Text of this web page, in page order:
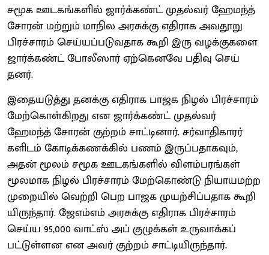
சமூக ஊடகங்​களில்​ ஜார்க்​கண்​ட்​ ​முதல்​வர்​ ஹேமந்த்​
சோரன்​ மற்​றும்​ ​மாநில அரசுக்​கு எ​திராக அவதூறு
பிரச்​சா​ரம்​ செய்​யப்​படு​வ​தாக கூறி இரு வழக்​கு​களை
ஜார்க்​கண்​ட்​ ​போலீ​ஸார்​ ஏற்​கெனவே ப​திவு செய்​
தனர்​.
இதையடு​த்​து தனக்​கு எ​திராக பாஜக நிழல்​ பிரச்​சா​ரம்​
மேற்​கொள்​கிறது என ஜார்க்​கண்ட்​ ​முதல்​வர்​
ஹேமந்த்​ சோரன்​ குற்​றம்​ சாட்​டி​னார்​. சர்​வா​தி​காரர்​
களிடம்​ கோடிக்​கணக்​கில்​ பணம்​ இருப்​ப​தாக​வும்​,
அதன்​ மூலம்​ சமூக ஊடகங்​களில்​ ​விளம்​பரங்​கள்​
மூல​மாக நிழல்​ பிரச்​சா​ரம்​ மேற்​கொண்​டு நி​யாயமற்​ற
​முறை​யில்​ வெற்றி பெற பாஜக ​முயற்​சிப்​ப​தாக கூறி​
யிருந்​தா​ர். ஜேஎம்​எம்​ அரசுக்​கு எ​திராக பிரச்​சா​ரம்​
செய்​ய 95,000 வாட்​ஸ்​ அப்​ குழுக்​கள்​ உரு​வாக்​கப்​
பட்டுள்​ளன என அவர்​ குற்​றம்​ சாட்​டி​யிருந்​தா​ர்​.